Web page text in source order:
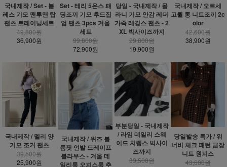
국내제작 / Set - 블
레스 기모 맨투맨 탑
팬츠 트레이닝세트
49,800원
36,900원
Set - 테리 5온스 패
딩조끼 기모 후드집
업 팬츠 3pcs 겨울
세트
99,800원
72,900원
당일 - 국내제작 / 몰
라니 기모 안감 레더
가죽 레깅스 팬츠 - 2
XL 빅사이즈까지
29,800원
19,900원
국내제작 / 오르세
고퀄 롱 니트조끼 2c
olor
42,600원
38,900원
국내제작 / 멜리 양
기모 조거 팬츠
39,500원
25,900원
국내제작 / 위즈 볼
륨핏 언발 드레이프
블라우스 - 겨울 데
일리룩 오피스룩 추
부분당일 - 국내제작
/ 라임 데일리 스웨
이드 치렝스 빅사이
즈까지
39,500원
당일발송 특가 / 워
너비 체크 패턴 금장
니트 원피스
43,600원